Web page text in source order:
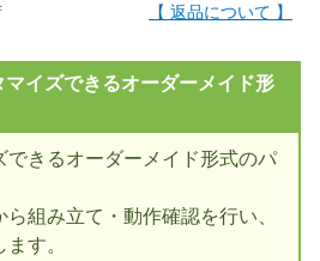
【 返品について 】
マイズできるオーダーメイド形
できるオーダーメイド形式のパ
組み立て・動作確認を行い、
す。